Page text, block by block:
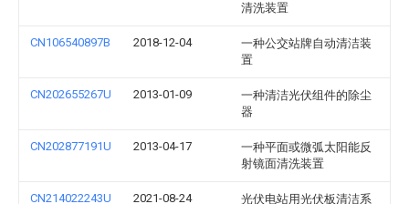
清洗装置
CN106540897B 2018-12-04
一种公交站牌自动清洁装
置
CN202655267U 2013-01-09
一种清洁光伏组件的除尘
器
CN202877191U 2013-04-17
一种平面或微弧太阳能反
射镜面清洗装置
CN214022243U 2021-08-24
光伏电站用光伏板清洁系